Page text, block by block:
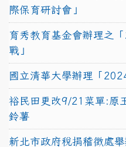
際保育研討會」
育秀教育基金會辦理之
戰」
國立清華大學辦理「
裕民田更改9/21菜單:原
鈴薯
新北市政府稅捐稽徵處